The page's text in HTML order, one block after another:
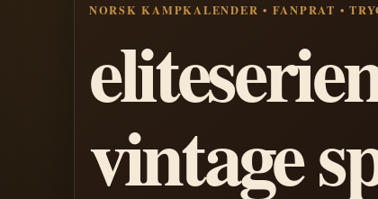
NORSK KAMPKALENDER • FANPRAT •
vintage